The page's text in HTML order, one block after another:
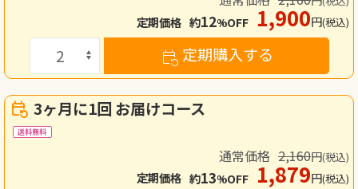
定期価格 約12%OFF 1,900円(税込)
定期購入する
3ヶ月に1回 お届けコース
送料無料
通常価格 2,160円(税込)
定期価格 約13%OFF 1,879円(税込)